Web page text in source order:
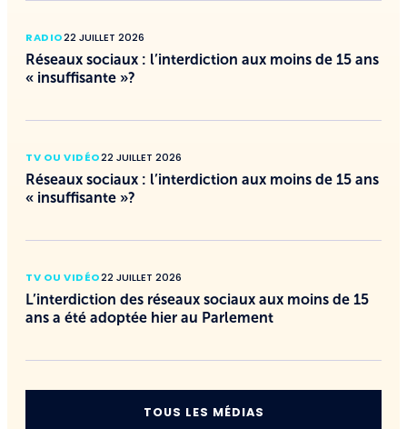
RADIO22 JUILLET 2026
Réseaux sociaux : l’interdiction aux moins de 15 ans
« insuffisante »?
TV OU VIDÉO22 JUILLET 2026
Réseaux sociaux : l’interdiction aux moins de 15 ans
« insuffisante »?
TV OU VIDÉO22 JUILLET 2026
L’interdiction des réseaux sociaux aux moins de 15
ans a été adoptée hier au Parlement
TOUS LES MÉDIAS